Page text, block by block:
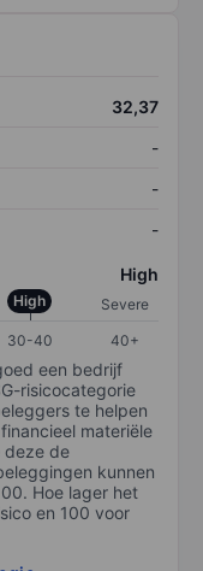
32,37
-
-
-
High
High
Severe
30-40 40+
een bedrijf
risicocategorie
te helpen
materiële
deze de
kunnen
Hoe lager het
en 100 voor